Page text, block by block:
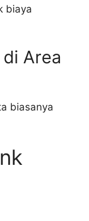
biaya
Area
biasanya